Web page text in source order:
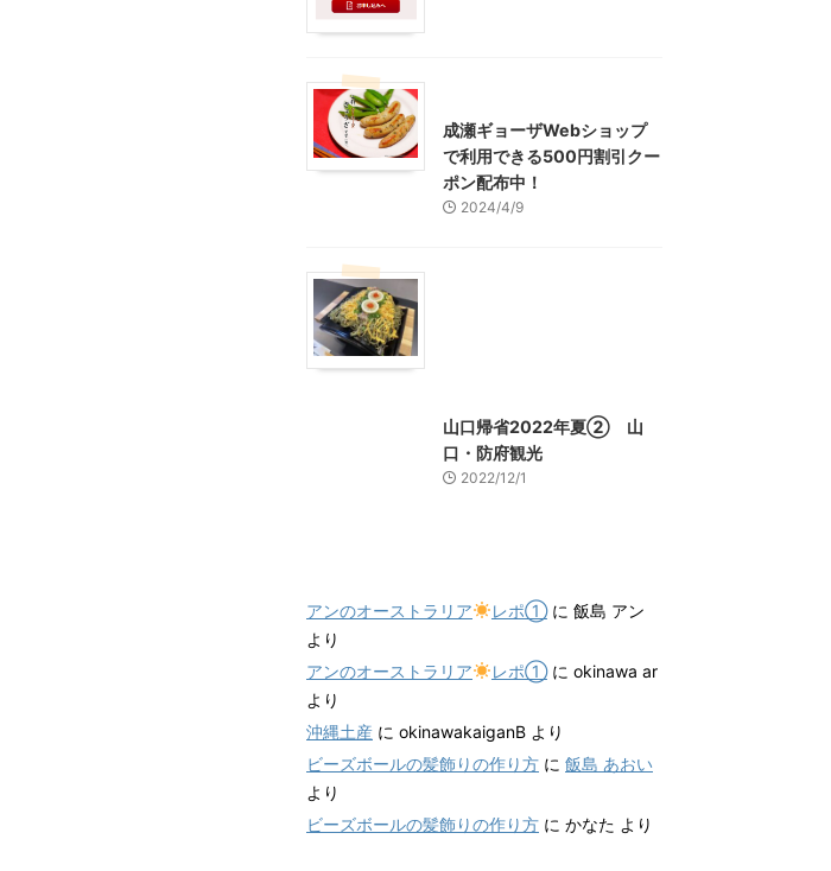
成瀬ギョーザWebショップ
で利用できる500円割引クー
ポン配布中！
2024/4/9
山口帰省2022年夏② 山
口・防府観光
2022/12/1
アンのオーストラリア レポ①に 飯島 アン
より
アンのオーストラリア
レポ①に okinawa ar
より
沖縄土産 に okinawakaiganB より
ビーズボールの髪飾りの作り方 に 飯島 あおい
より
ビーズボールの髪飾りの作り方 に かなた より